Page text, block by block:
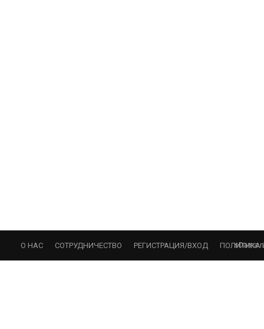
О НАС СОТРУДНИЧЕСТВО РЕГИСТРАЦИЯ/ВХОД ПОЛИТИКА